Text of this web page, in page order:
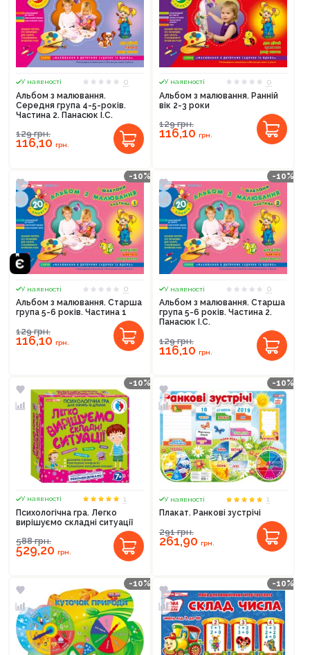
У наявності
0
Альбом з малювання.
Середня група 4-5-років.
Частина 2. Панасюк І.С.
129грн.
116,10 грн.
У наявності
0
Альбом з малювання. Ранній
вік 2-3 роки
129грн.
116,10 грн.
-10%
У наявності
0
Альбом з малювання. Старша
група 5-6 років. Частина 1
129грн.
116,10 грн.
-10%
У наявності
0
Альбом з малювання. Старша
група 5-6 років. Частина 2.
Панасюк І.С.
129грн.
116,10 грн.
-10%
У наявності
1
Психологічна гра. Легко
вирішуємо складні ситуації
588грн.
529,20 грн.
-10%
У наявності
1
Плакат. Ранкові зустрічі
291грн.
261,90 грн.
-10% -10%